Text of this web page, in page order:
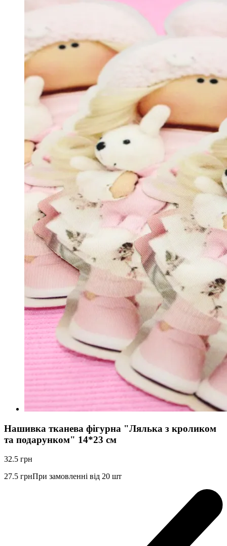
Нашивка тканева фігурна "Лялька з кроликом
та подарунком" 14*23 см
32.5 грн
27.5 грнПри замовленні від 20 шт